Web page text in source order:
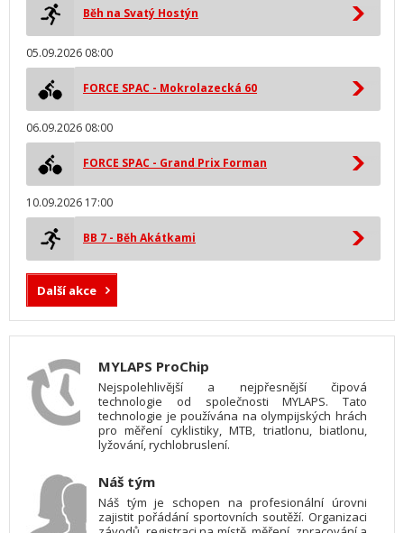
Běh na Svatý Hostýn
05.09.2026 08:00
FORCE SPAC - Mokrolazecká 60
06.09.2026 08:00
FORCE SPAC - Grand Prix Forman
10.09.2026 17:00
BB 7 - Běh Akátkami
Další akce
MYLAPS ProChip
Nejspolehlivější a nejpřesnější čipová
technologie od společnosti MYLAPS. Tato
technologie je používána na olympijských hrách
pro měření cyklistiky, MTB, triatlonu, biatlonu,
lyžování, rychlobruslení.
Náš tým
Náš tým je schopen na profesionální úrovni
zajistit pořádání sportovních soutěží. Organizaci